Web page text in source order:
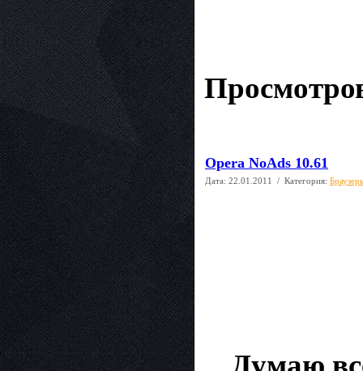
Opera NoAds 10.61
Дата: 22.01.2011 / Категория: